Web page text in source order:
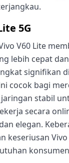
5G
V60 Lite
lebih cepat
signifikan
cocok bagi
stabil
secara
elegan.
keseriusan